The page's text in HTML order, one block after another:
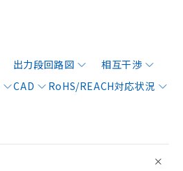
出力段回路図
相互干渉
CAD
RoHS/REACH対応状況